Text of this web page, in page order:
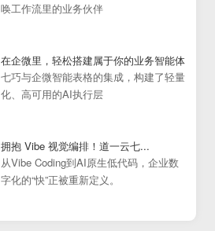
唤工作流里的业务伙伴
在企微里，轻松搭建属于你的业务智能体
七巧与企微智能表格的集成，构建了轻量
化、高可用的AI执行层
拥抱 Vibe 视觉编排！道一云七...
从Vibe Coding到AI原生低代码，企业数
字化的“快”正被重新定义。